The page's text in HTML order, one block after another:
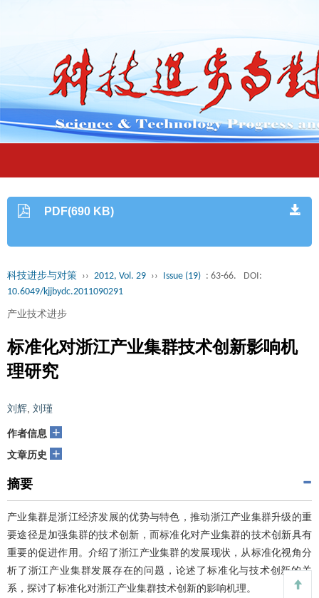
PDF(690 KB)
科技进步与对策 ›› 2012, Vol. 29 ›› Issue (19) : 63-66.
DOI:
10.6049/kjjbydc.2011090291
产业技术进步
标准化对浙江产业集群技术创新影响机
理研究
刘辉 刘瑾
作者信息 +
文章历史 +
摘要
产业集群是浙江经济发展的优势与特色，推动浙江产业集群升级的重
要途径是加强集群的技术创新，而标准化对产业集群的技术创新具有
重要的促进作用。介绍了浙江产业集群的发展现状，从标准化视角分
析了浙江产业集群发展存在的问题，论述了标准化与技术创新的关
系，探讨了标准化对浙江产业集群技术创新的影响机理。